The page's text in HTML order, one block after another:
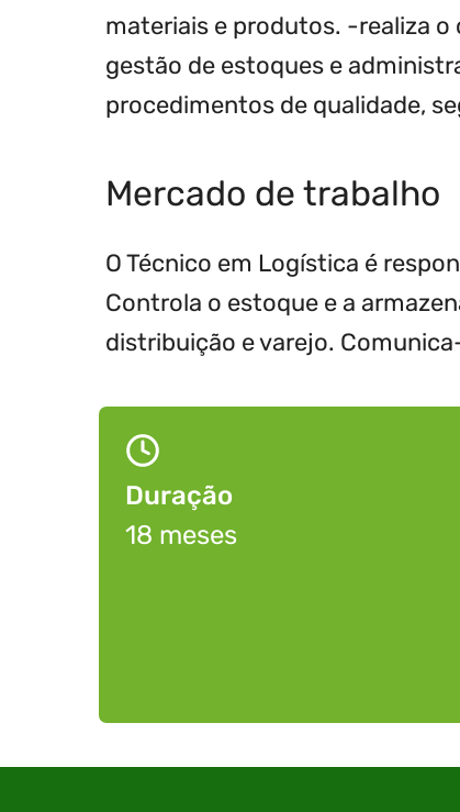
materiais e produtos. -realiza
gestão de estoques e
procedimentos de qualidade,
Mercado de trabalho
O Técnico em Logística é
Controla o estoque e a
distribuição e varejo.
Duração
18 meses